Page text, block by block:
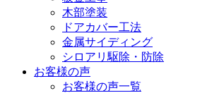
木部塗装
ドアカバー工法
金属サイディング
シロアリ駆除・防除
お客様の声
お客様の声一覧